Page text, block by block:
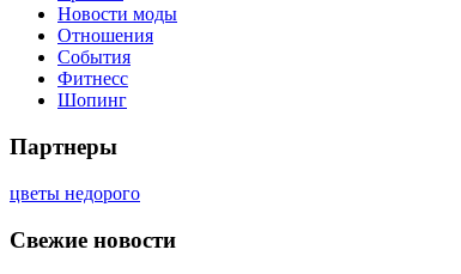
Новости моды
Отношения
События
Фитнесс
Шопинг
Партнеры
цветы недорого
Свежие новости